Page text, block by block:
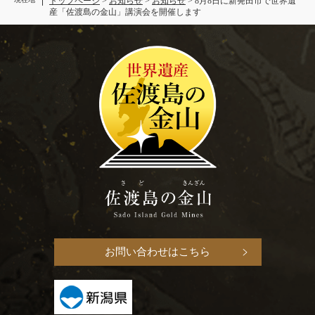
産「佐渡島の金山」講演会を開催します
お問い合わせはこちら